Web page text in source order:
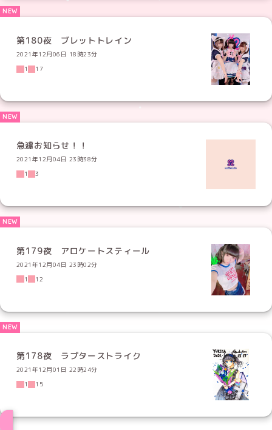
第180夜 ブレットトレイン
2021年12月06日 18時23分
1
17
急遽お知らせ！！
2021年12月04日 23時38分
1
3
第179夜 アロケートスティール
2021年12月04日 23時02分
1
12
第178夜 ラプターストライク
2021年12月01日 22時24分
1
15